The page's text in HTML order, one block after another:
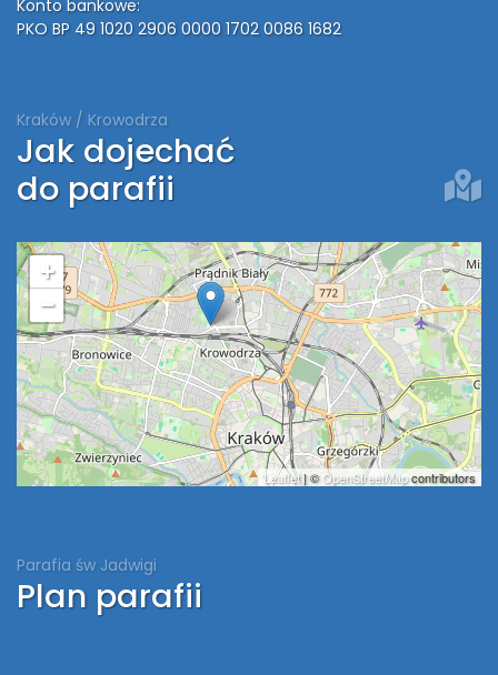
Konto bankowe:
PKO BP 49 1020 2906 0000 1702 0086 1682
Kraków / Krowodrza
Jak dojechać
do parafii
+
−
Leaflet| © OpenStreetMapcontributors
Parafia św Jadwigi
Plan parafii